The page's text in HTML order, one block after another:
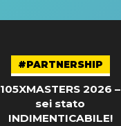
#PARTNERSHIP
105XMASTERS 2026 –
sei stato
INDIMENTICABILE!